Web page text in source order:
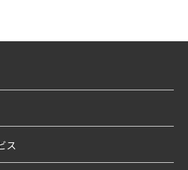
ス